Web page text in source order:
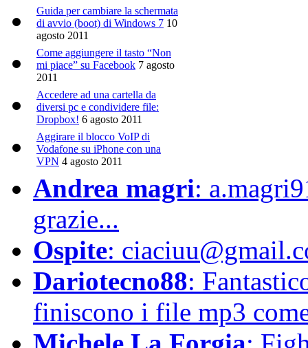
Guida per cambiare la schermata
di avvio (boot) di Windows 7 10
agosto 2011
Come aggiungere il tasto “Non
mi piace” su Facebook 7 agosto
2011
Accedere ad una cartella da
diversi pc e condividere file:
Dropbox! 6 agosto 2011
Aggirare il blocco VoIP di
Vodafone su iPhone con una
VPN 4 agosto 2011
Andrea magri:
grazie...
Ospite:
Dariotecno88:
finiscono i file mp3